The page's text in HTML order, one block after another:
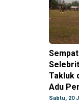
Takluk
Adu
Sabtu, 20